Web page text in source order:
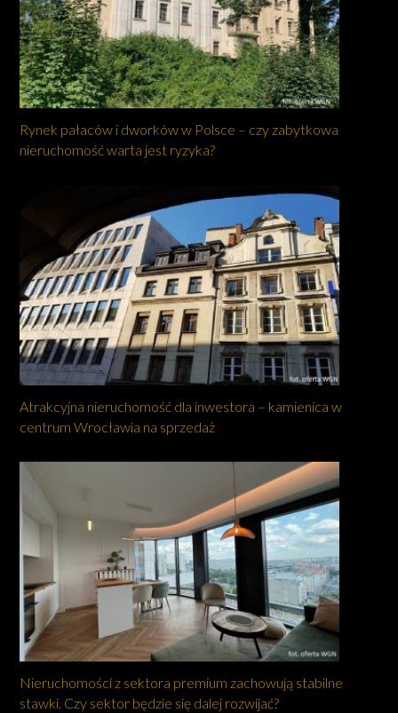
Rynek pałaców i dworków w Polsce – czy zabytkowa
nieruchomość warta jest ryzyka?
Atrakcyjna nieruchomość dla inwestora – kamienica w
centrum Wrocławia na sprzedaż
Nieruchomości z sektora premium zachowują stabilne
stawki. Czy sektor będzie się dalej rozwijać?